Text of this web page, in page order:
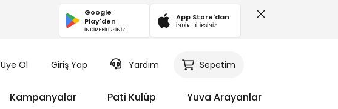
Google
Play'den
İNDİREBİLİRSİNİZ
App Store'dan
İNDİREBİLİRSİNİZ
Üye Ol Giriş Yap Yardım Sepetim
Kampanyalar Pati Kulüp Yuva Arayanlar